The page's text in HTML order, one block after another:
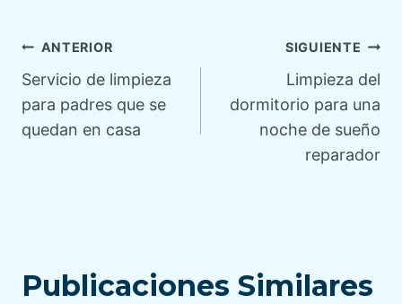
Navegación
de
entradas
ANTERIOR
Servicio de limpieza
para padres que se
quedan en casa
SIGUIENTE
Limpieza del
dormitorio para una
noche de sueño
reparador
Publicaciones Similares